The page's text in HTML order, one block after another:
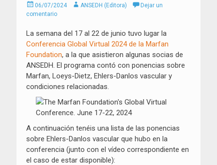
Enviado
el
06/07/2024 AutorANSEDH (Editora)
Dejar un
comentario
La semana del 17 al 22 de junio tuvo lugar la
Conferencia Global Virtual 2024 de la Marfan
Foundation, a la que asistieron algunas socias de
ANSEDH. El programa contó con ponencias sobre
Marfan, Loeys-Dietz, Ehlers-Danlos vascular y
condiciones relacionadas.
A continuación tenéis una lista de las ponencias
sobre Ehlers-Danlos vascular que hubo en la
conferencia (junto con el vídeo correspondiente en
el caso de estar disponible):